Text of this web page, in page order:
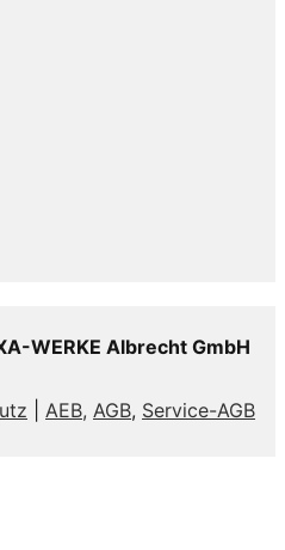
WERKE Albrecht GmbH
AEB, AGB, Service-AGB